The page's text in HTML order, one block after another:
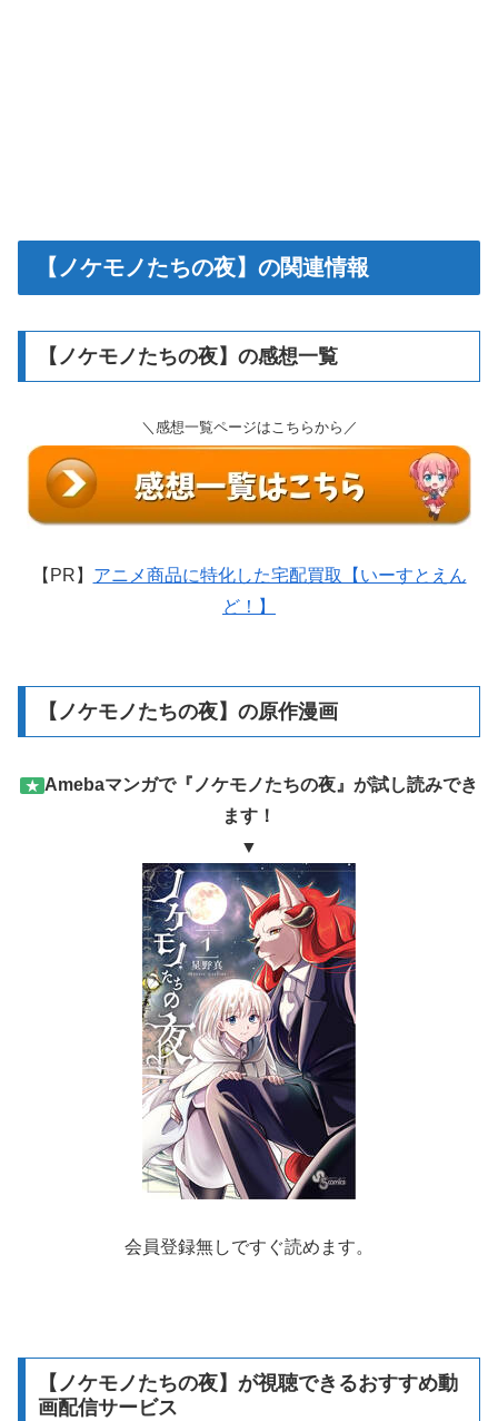
【ノケモノたちの夜】の関連情報
【ノケモノたちの夜】の感想一覧
＼感想一覧ページはこちらから／
【PR】 アニメ商品に特化した宅配買取【いーすとえん
ど！】
【ノケモノたちの夜】の原作漫画
★ Amebaマンガで『ノケモノたちの夜』が試し読みでき
ます！
▼
会員登録無しですぐ読めます。
【ノケモノたちの夜】が視聴できるおすすめ動
画配信サービス